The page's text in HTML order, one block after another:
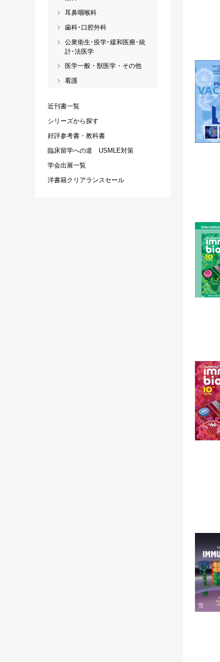
耳鼻咽喉科
歯科･口腔外科
公衆衛生･疫学･緩和医療･統
計･法医学
医学一般・獣医学・その他
看護
近刊書一覧
シリーズから探す
好評参考書・教科書
臨床留学への道 USMLE対策
学会出展一覧
洋書籍クリアランスセール